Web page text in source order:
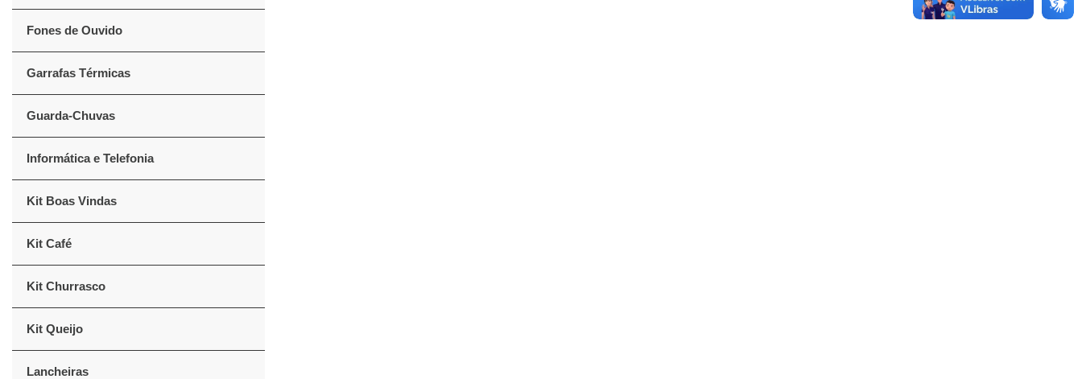
Fones de Ouvido
Garrafas Térmicas
Guarda-Chuvas
Informática e Telefonia
Kit Boas Vindas
Kit Café
Kit Churrasco
Kit Queijo
Lancheiras